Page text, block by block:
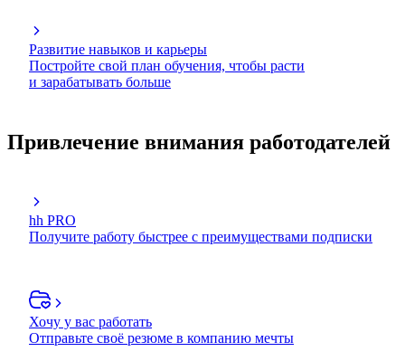
Развитие навыков и карьеры
Постройте свой план обучения, чтобы расти
и зарабатывать больше
Привлечение внимания работодателей
hh PRO
Получите работу быстрее с преимуществами подписки
Хочу у вас работать
Отправьте своё резюме в компанию мечты